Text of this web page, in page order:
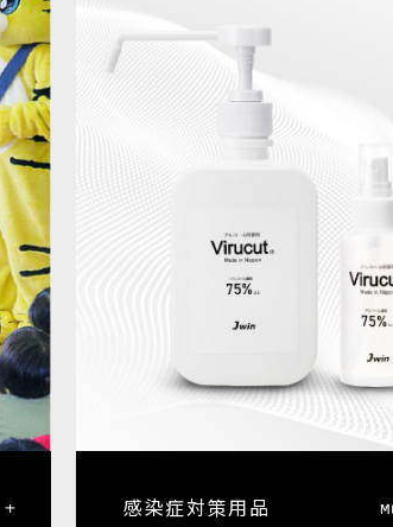
感染症対策用品